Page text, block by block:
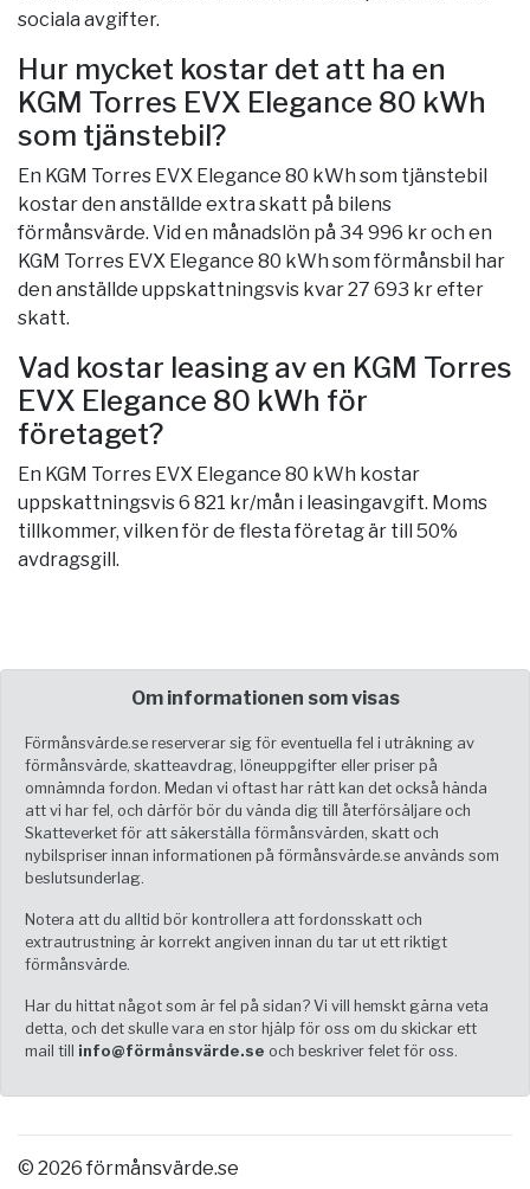
sociala avgifter.
Hur mycket kostar det att ha en
KGM Torres EVX Elegance 80 kWh
som tjänstebil?
En KGM Torres EVX Elegance 80 kWh som tjänstebil
kostar den anställde extra skatt på bilens
förmånsvärde. Vid en månadslön på 34 996 kr och en
KGM Torres EVX Elegance 80 kWh som förmånsbil har
den anställde uppskattningsvis kvar 27 693 kr efter
skatt.
Vad kostar leasing av en KGM Torres
EVX Elegance 80 kWh för
företaget?
En KGM Torres EVX Elegance 80 kWh kostar
uppskattningsvis 6 821 kr/mån i leasingavgift. Moms
tillkommer, vilken för de flesta företag är till 50%
avdragsgill.
Om informationen som visas
Förmånsvärde.se reserverar sig för eventuella fel i uträkning av
förmånsvärde, skatteavdrag, löneuppgifter eller priser på
omnämnda fordon. Medan vi oftast har rätt kan det också hända
att vi har fel, och därför bör du vända dig till återförsäljare och
Skatteverket för att säkerställa förmånsvärden, skatt och
nybilspriser innan informationen på förmånsvärde.se används som
beslutsunderlag.
Notera att du alltid bör kontrollera att fordonsskatt och
extrautrustning är korrekt angiven innan du tar ut ett riktigt
förmånsvärde.
Har du hittat något som är fel på sidan? Vi vill hemskt gärna veta
detta, och det skulle vara en stor hjälp för oss om du skickar ett
mail till info@förmånsvärde.se och beskriver felet för oss.
© 2026 förmånsvärde.se